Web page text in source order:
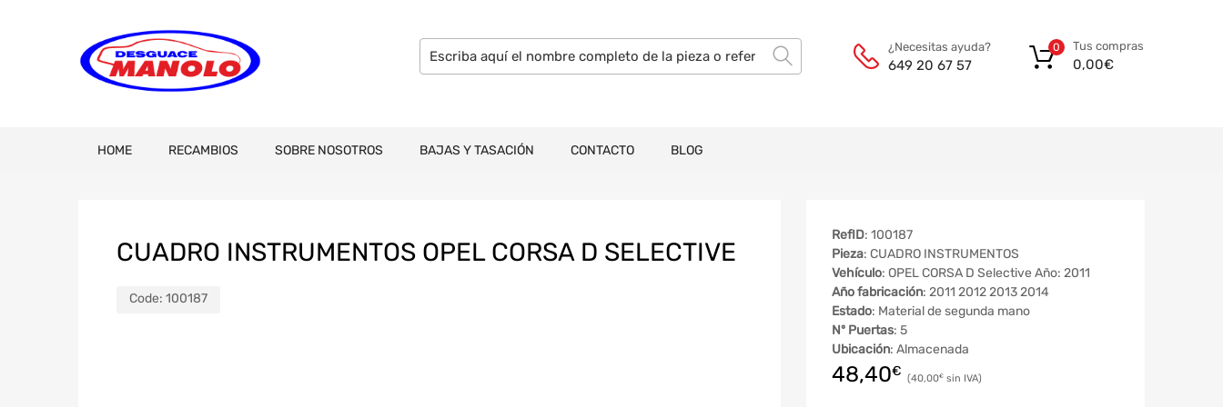
¿Necesitas ayuda?
649 20 67 57
Tus compras
0,00€
0
HOME RECAMBIOS SOBRE NOSOTROS BAJAS Y TASACIÓN CONTACTO BLOG
CUADRO INSTRUMENTOS OPEL CORSA D SELECTIVE
Code: 100187
RefID: 100187
Pieza: CUADRO INSTRUMENTOS
Vehículo: OPEL CORSA D Selective Año: 2011
Año fabricación: 2011 2012 2013 2014
Estado: Material de segunda mano
Nº Puertas: 5
Ubicación: Almacenada
48,40€ 40,00€